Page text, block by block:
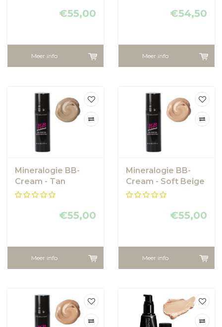
€55,00
Meer info
€54,50
Meer info
Mineralogie BB-
Cream - Tan
€55,00
Meer info
Mineralogie BB-
Cream - Soft Beige
€55,00
Meer info